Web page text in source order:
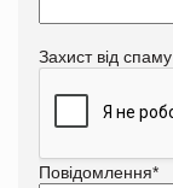
Захист від спаму
Повідомлення*